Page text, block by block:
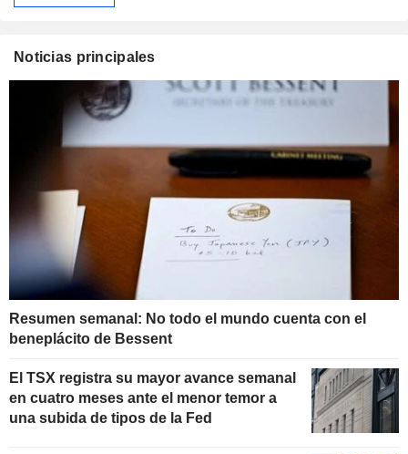
Noticias principales
Resumen semanal: No todo el mundo cuenta con el
beneplácito de Bessent
El TSX registra su mayor avance semanal
en cuatro meses ante el menor temor a
una subida de tipos de la Fed